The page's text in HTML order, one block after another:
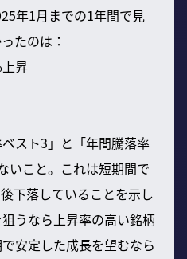
年1月までの1年間で見
たのは：
昇
スト3」と「年間騰落率
いこと。これは短期間で
下落していることを示し
うなら上昇率の高い銘柄
安定した成長を望むなら